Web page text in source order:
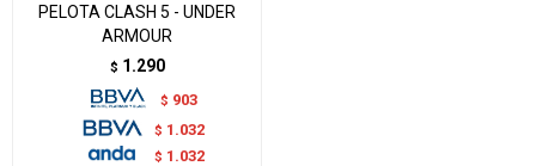
PELOTA CLASH 5 - UNDER
ARMOUR
$ 1.290
$ 903
$ 1.032
$ 1.032